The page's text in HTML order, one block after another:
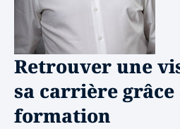
Retrouver une
sa carrière grâce
formation